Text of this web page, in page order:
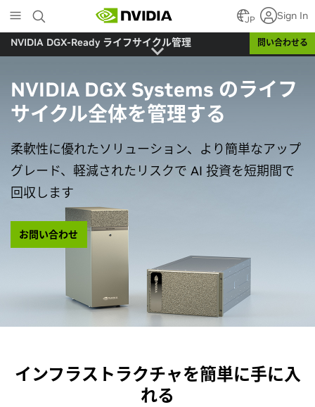
to
main
content
JP Sign In
NVIDIA DGX-Ready ライフサイクル管理 問い合わせる
NVIDIA DGX Systems のライフ
サイクル全体を管理する
柔軟性に優れたソリューション、より簡単なアップ
グレード、軽減されたリスクで AI 投資を短期間で
回収します
お問い合わせ
インフラストラクチャを簡単に手に入
れる